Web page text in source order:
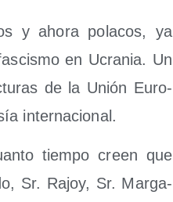
y aho­ra pola­cos, ya
en Ucra­nia. Un
de la Unión Euro­
internacional.
tiem­po creen que
Sr. Rajoy, Sr. Mar­ga­